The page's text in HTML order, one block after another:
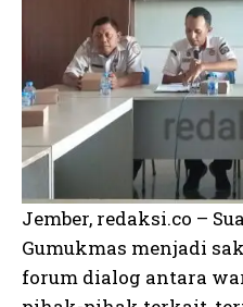
Jember, redaksi.co –
Gumukmas menjadi
forum dialog antara